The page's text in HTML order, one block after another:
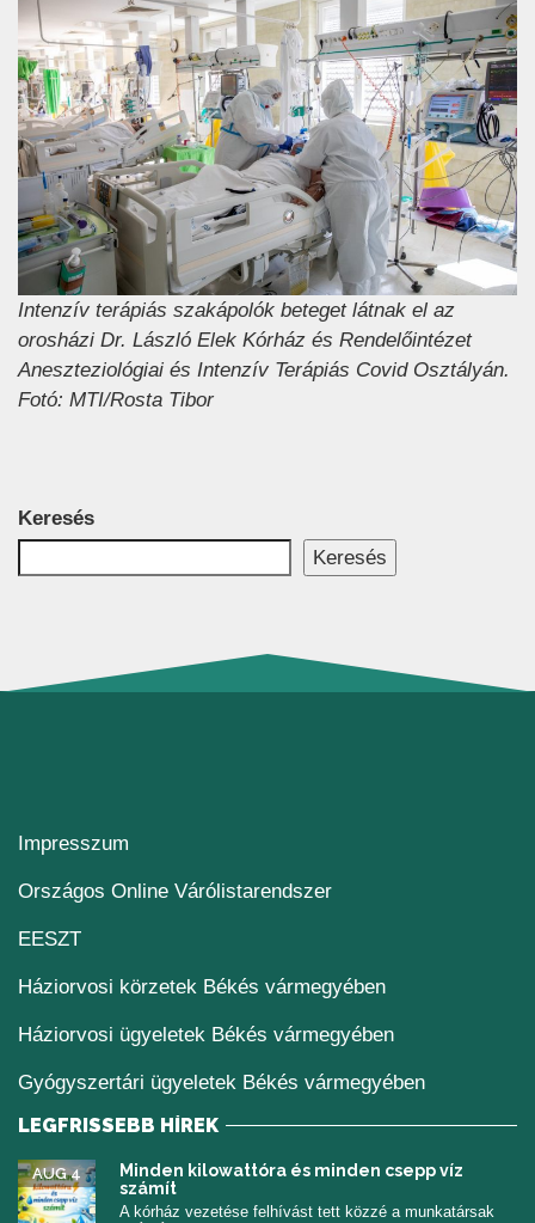
Intenzív terápiás szakápolók beteget látnak el az
orosházi Dr. László Elek Kórház és Rendelőintézet
Aneszteziológiai és Intenzív Terápiás Covid Osztályán.
Fotó: MTI/Rosta Tibor
Keresés
Keresés
Impresszum
Országos Online Várólistarendszer(új ablakban nyílik
EESZT(új ablakban nyílik meg)
Háziorvosi körzetek Békés vármegyében
Háziorvosi ügyeletek Békés vármegyében
Gyógyszertári ügyeletek Békés vármegyében
LEGFRISSEBB HÍREK
Minden kilowattóra és minden csepp víz
számít
AUG 4
A kórház vezetése felhívást tett közzé a munkatársak